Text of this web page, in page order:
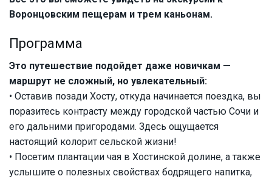
Воронцовским пещерам и трем каньонам.
Программа
Это путешествие подойдет даже новичкам —
маршрут не сложный, но увлекательный:
• Оставив позади Хосту, откуда начинается поездка, вы
поразитесь контрасту между городской частью Сочи и
его дальними пригородами. Здесь ощущается
настоящий колорит сельской жизни!
• Посетим плантации чая в Хостинской долине, а также
услышите о полезных свойствах бодрящего напитка,